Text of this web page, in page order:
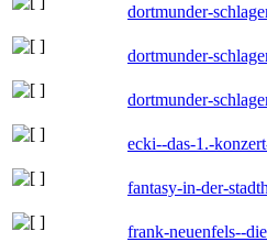
dortmunder-
dortmunder-
dortmunder-
ecki--das-1.-
fantasy-in-der-
frank-neuenfels--